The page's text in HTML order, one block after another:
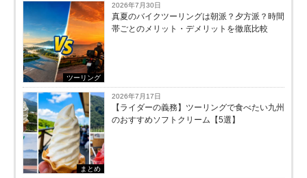
ツーリング
2026年7月30日
真夏のバイクツーリングは朝派？夕方派？時間
帯ごとのメリット・デメリットを徹底比較
まとめ
2026年7月17日
【ライダーの義務】ツーリングで食べたい九州
のおすすめソフトクリーム【5選】